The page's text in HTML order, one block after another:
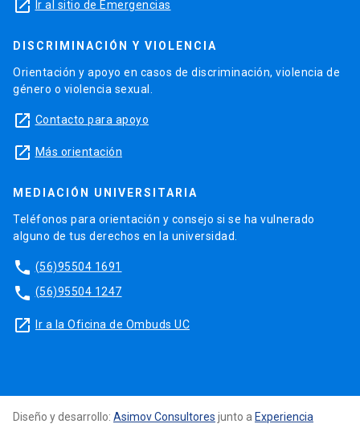
launch Ir al sitio de Emergencias
DISCRIMINACIÓN Y VIOLENCIA
Orientación y apoyo en casos de discriminación, violencia de
género o violencia sexual.
launch Contacto para apoyo
launch Más orientación
MEDIACIÓN UNIVERSITARIA
Teléfonos para orientación y consejo si se ha vulnerado
alguno de tus derechos en la universidad.
phone (56)95504 1691
phone (56)95504 1247
launch Ir a la Oficina de Ombuds UC
Diseño y desarrollo: Asimov Consultores junto a Experiencia